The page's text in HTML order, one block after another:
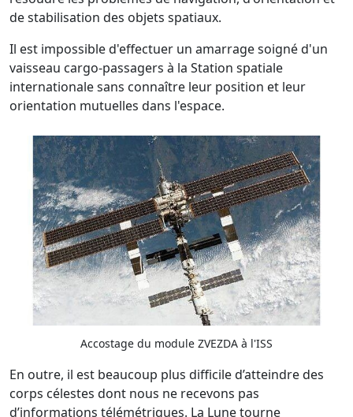
de stabilisation des objets spatiaux.
Il est impossible d'effectuer un amarrage soigné d'un
vaisseau cargo-passagers à la Station spatiale
internationale sans connaître leur position et leur
orientation mutuelles dans l'espace.
Accostage du module ZVEZDA à l'ISS
En outre, il est beaucoup plus difficile d’atteindre des
corps célestes dont nous ne recevons pas
d’informations télémétriques. La Lune tourne